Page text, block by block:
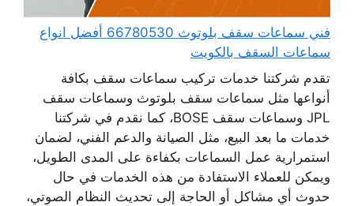
فني سماعات سقف بلوتوث 66780530 أفضل انواع
سماعات السقف بالكويت
تقدم شركتنا خدمات تركيب سماعات سقف بكافة
أنواعها مثل سماعات سقف بلوتوث وسماعات سقف
JPL وسماعات سقف BOSE، كما نقدم في شركتنا
خدمات ما بعد البيع، مثل الصيانة والدعم الفني، لضمان
استمرارية عمل السماعات بكفاءة على المدى الطويل،
ويمكن للعملاء الاستفادة من هذه الخدمات في حال
حدوث أي مشاكل أو الحاجة إلى تحديث النظام الصوتي،